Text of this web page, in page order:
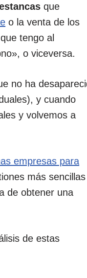
que
o la venta de los
tengo al
o viceversa.
no ha
y cuando
y volvemos a
empresas para
más
de obtener una
de estas